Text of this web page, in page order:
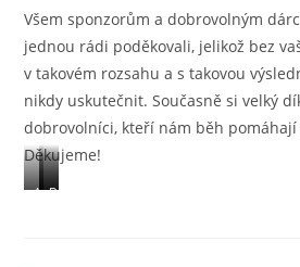
Všem sponzorům a dobrovolným
jednou rádi poděkovali, jelikož bez
v takovém rozsahu a s takovou
nikdy uskutečnit. Současně si velký
dobrovolníci, kteří nám běh
Děkujeme!
A A
D